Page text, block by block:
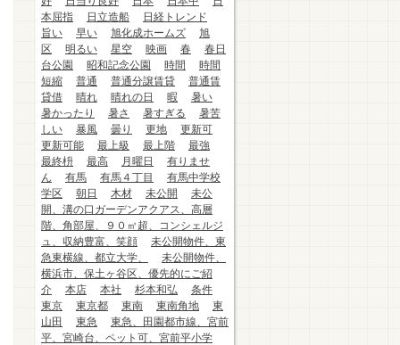
本屈指
日立造船
日経トレンド
旨い
早い 旭化成ホームズ
旭
区
明るい 星空 映画 春
春日
台公園
昭和記念公園 時間
時間
短縮
普通 普通分譲賃貸
普通賃
貸借
晴れ 晴れの日 暇
暑い
暑かったり
暑さ 暑すぎる
暑苦
しい
暴風 曇り 更地
更新可
更新可能
最上級 最上階
最強
最終枡
最高 月曜日
有りませ
ん
有馬 有馬４丁目
有馬中学校
学区
朝日 木材 未公開
未公
開、溝の口ガーデンアクアス、高層
階、角部屋、９０㎡超、コンシェルジ
ュ、収納豊富、笑顔
未公開物件、東
急東横線、都立大学、
未公開物件、
横浜市、保土ヶ谷区、優先的にご紹
介
本店 本社 杉本和弘
条件
東京
東京都 東南 東南角地
東
山田
東急
東急、田園都市線、宮前
平、宮崎台、ペット可、宮前平小学